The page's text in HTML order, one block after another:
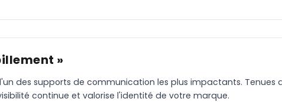
»
des supports de communication les plus impactants. Tenues
continue et valorise l'identité de votre marque.